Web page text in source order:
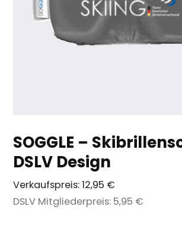
SOGGLE –
DSLV Design
Verkaufspreis:12,95 €
DSLV Mitgliederpreis: 5,95 €